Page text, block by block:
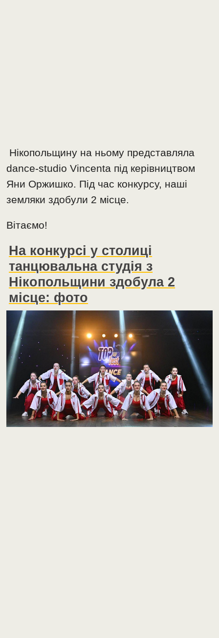
Нікопольщину на ньому представляла
dance-studio Vincenta під керівництвом
Яни Оржишко. Під час конкурсу, наші
земляки здобули 2 місце.
Вітаємо!
На конкурсі у столиці
танцювальна студія з
Нікопольщини здобула 2
місце: фото